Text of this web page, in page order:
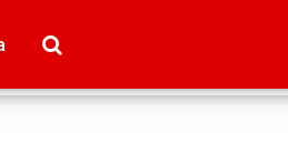
Свадьба недели